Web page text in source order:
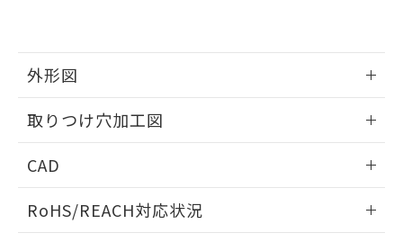
外形図
取りつけ穴加工図
CAD
ドすることができます。
RoHS/REACH対応状況
用者の範囲」に記載されている法人を
ものではありません。
また、RoHS指令のフタル酸エステル類４
物質の対応では、対応完了までの期間は出
していることから、特段のことがない限
り、2022年1月12日より割愛しておりま
す。